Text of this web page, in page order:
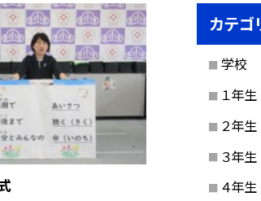
カテゴ
学校
１年生
２年生
３年生
４年生